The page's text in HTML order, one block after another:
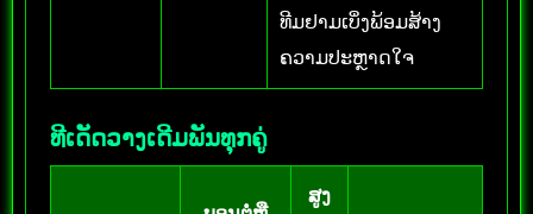
ທີມຢາມເບິ່ງພ້ອມສ້າງ
ຄວາມປະຫຼາດໃຈ
ທີເດັດວາງເດີມພັນທຸກຄູ່
ສູງ